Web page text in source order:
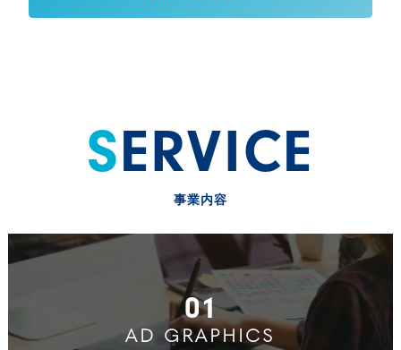
SERVICE
事業内容
01
AD GRAPHICS